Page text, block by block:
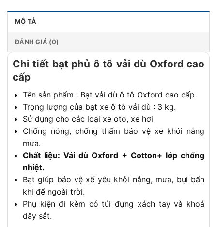
MÔ TẢ
ĐÁNH GIÁ (0)
Chi tiết bạt phủ ô tô vải dù Oxford cao
cấp
Tên sản phẩm : Bạt vải dù ô tô Oxford cao cấp.
Trọng lượng của bạt xe ô tô vải dù : 3 kg.
Sử dụng cho các loại xe oto, xe hơi
Chống nóng, chống thấm bảo vệ xe khỏi nắng
mưa.
Chất liệu: Vải dù Oxford + Cotton+ lớp chống
nhiệt.
Bạt giúp bảo vệ xế yêu khỏi nắng, mưa, bụi bẩn
khi để ngoài trời.
Phụ kiện đi kèm có túi đựng xách tay và khoá
dây sắt.